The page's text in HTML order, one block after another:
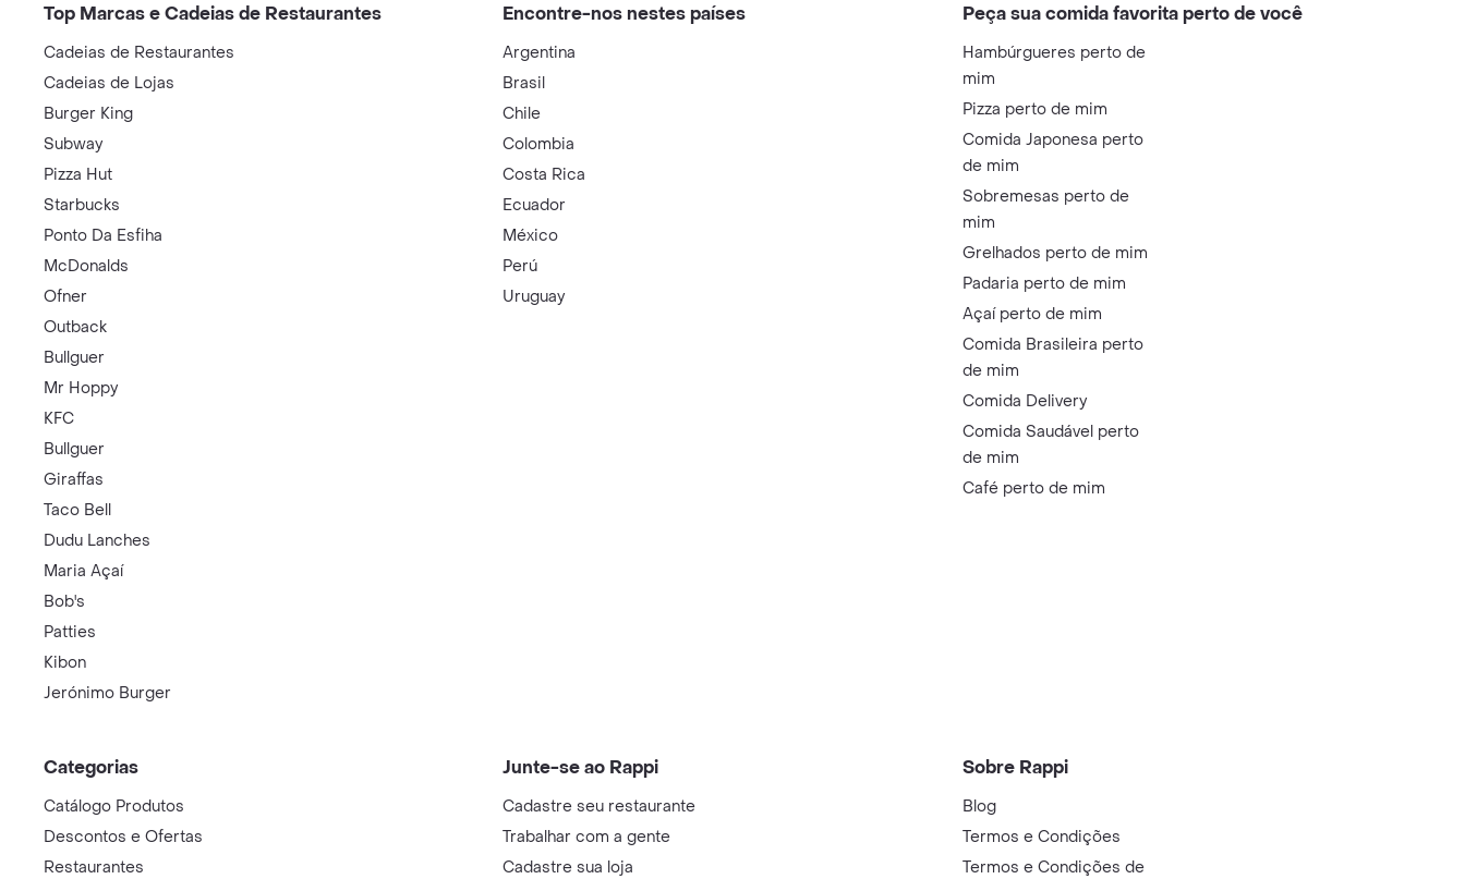
Top Marcas e Cadeias de Restaurantes
Cadeias de Restaurantes
Cadeias de Lojas
Burger King
Subway
Pizza Hut
Starbucks
Ponto Da Esfiha
McDonalds
Ofner
Outback
Bullguer
Mr Hoppy
KFC
Bullguer
Giraffas
Taco Bell
Dudu Lanches
Maria Açaí
Bob's
Patties
Kibon
Jerónimo Burger
Encontre-nos nestes países
Argentina
Brasil
Chile
Colombia
Costa Rica
Ecuador
México
Perú
Uruguay
Peça sua comida favorita perto de você
Hambúrgueres perto de
mim
Pizza perto de mim
Comida Japonesa perto
de mim
Sobremesas perto de
mim
Grelhados perto de mim
Padaria perto de mim
Açaí perto de mim
Comida Brasileira perto
de mim
Comida Delivery
Comida Saudável perto
de mim
Café perto de mim
Categorias
Catálogo Produtos
Descontos e Ofertas
Restaurantes
Junte-se ao Rappi
Cadastre seu restaurante
Trabalhar com a gente
Cadastre sua loja
Sobre Rappi
Blog
Termos e Condições
Termos e Condições de